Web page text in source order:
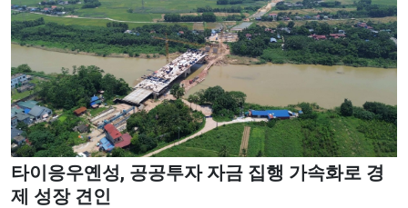
타이응우옌성, 공공투자 자금 집행 가속화로 경
제 성장 견인